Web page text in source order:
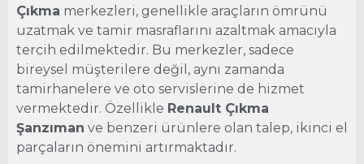
Çıkma merkezleri, genellikle araçların ömrünü
uzatmak ve tamir masraflarını azaltmak amacıyla
tercih edilmektedir. Bu merkezler, sadece
bireysel müşterilere değil, aynı zamanda
tamirhanelere ve oto servislerine de hizmet
vermektedir. Özellikle Renault Çıkma
Şanzıman ve benzeri ürünlere olan talep, ikinci el
parçaların önemini artırmaktadır.